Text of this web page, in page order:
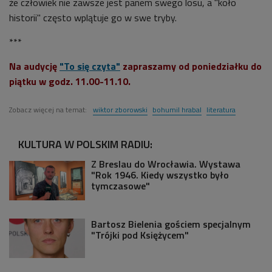
historii" często wplątuje go w swe tryby.
***
Na audycję "To się czyta" zapraszamy od poniedziałku do
piątku w godz. 11.00-11.10.
Zobacz więcej na temat: wiktor zborowski bohumil hrabal literatura
KULTURA W POLSKIM RADIU:
Z Breslau do Wrocławia. Wystawa
"Rok 1946. Kiedy wszystko było
tymczasowe"
Bartosz Bielenia gościem specjalnym
"Trójki pod Księżycem"